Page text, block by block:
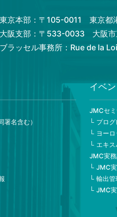
東京本部：〒105-0011 東京都
大阪支部：〒533-0033 大阪市
ブラッセル事務所：Rue de la
名含む）
イベ
JMCセ
プロ
ヨー
エキ
JMC実
JMC
輸出
JMC